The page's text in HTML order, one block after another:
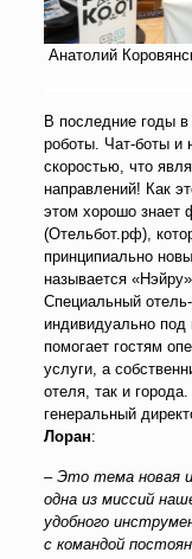
Анатолий
В последние годы в
роботы. Чат-боты и
скоростью, что
направлений! Как
этом хорошо знает
(Отельбот.рф),
принципиально
называется
Специальный
индивидуально
помогает гостям
услуги, а
отеля, так и
генеральный
Лоран:
– Это тема новая
одна из миссий
удобного
с командой